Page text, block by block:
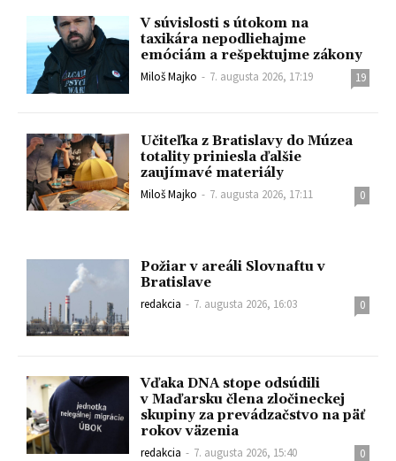
V súvislosti s útokom na
taxikára nepodliehajme
emóciám a rešpektujme zákony
Miloš Majko - 7. augusta 2026, 17:19 19
Učiteľka z Bratislavy do Múzea
totality priniesla ďalšie
zaujímavé materiály
Miloš Majko - 7. augusta 2026, 17:11 0
Požiar v areáli Slovnaftu v
Bratislave
redakcia - 7. augusta 2026, 16:03 0
Vďaka DNA stope odsúdili
v Maďarsku člena zločineckej
skupiny za prevádzačstvo na päť
rokov väzenia
redakcia - 7. augusta 2026, 15:40 0